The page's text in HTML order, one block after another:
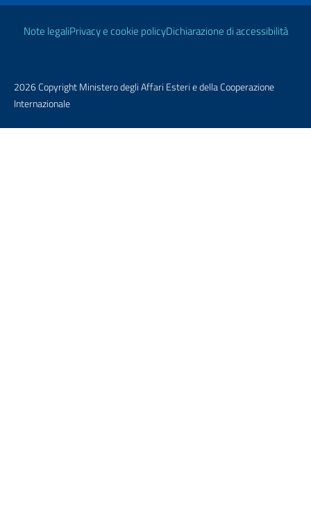
Link Utili
Note legaliPrivacy e cookie policyDichiarazione di accessibilità
2026 Copyright Ministero degli Affari Esteri e della Cooperazione
Internazionale